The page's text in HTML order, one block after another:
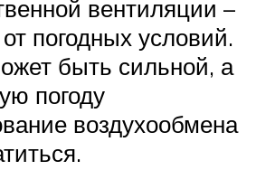
вентиляции –
погодных условий.
быть сильной, а
погоду
воздухообмена